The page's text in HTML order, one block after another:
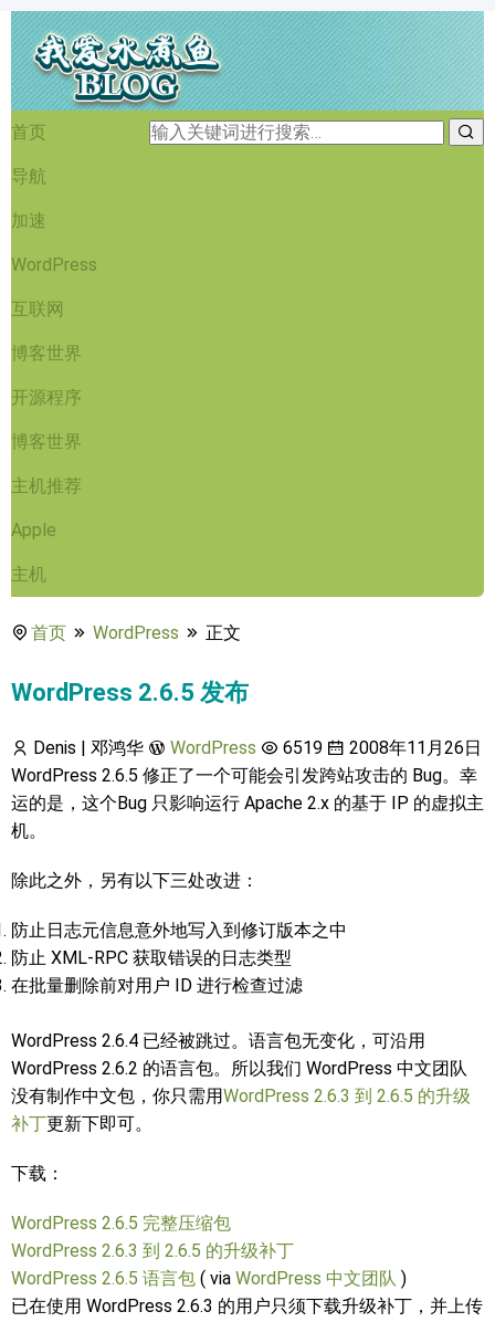
首页
导航
加速
WordPress
互联网
博客世界
开源程序
博客世界
主机推荐
Apple
主机
首页 WordPress 正文
WordPress 2.6.5 发布
Denis | 邓鸿华 WordPress 6519
2008年11月26日
WordPress 2.6.5 修正了一个可能会引发跨站攻击的 Bug。幸
运的是，这个Bug 只影响运行 Apache 2.x 的基于 IP 的虚拟主
机。
除此之外，另有以下三处改进：
防止日志元信息意外地写入到修订版本之中
防止 XML-RPC 获取错误的日志类型
在批量删除前对用户 ID 进行检查过滤
WordPress 2.6.4 已经被跳过。语言包无变化，可沿用
WordPress 2.6.2 的语言包。所以我们 WordPress 中文团队
没有制作中文包，你只需用WordPress 2.6.3 到 2.6.5 的升级
补丁更新下即可。
下载：
WordPress 2.6.5 完整压缩包
WordPress 2.6.3 到 2.6.5 的升级补丁
WordPress 2.6.5 语言包 ( via WordPress 中文团队 )
已在使用 WordPress 2.6.3 的用户只须下载升级补丁，并上传